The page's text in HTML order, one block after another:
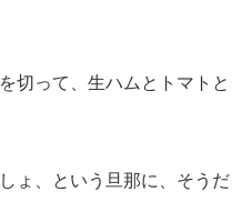
切って、生ハムとトマトと
ょ、という旦那に、そうだ